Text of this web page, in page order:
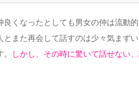
くなったとしても男女の仲は流動
とまた再会して話すのは少々気まず
しかし、その時に驚いて話せない